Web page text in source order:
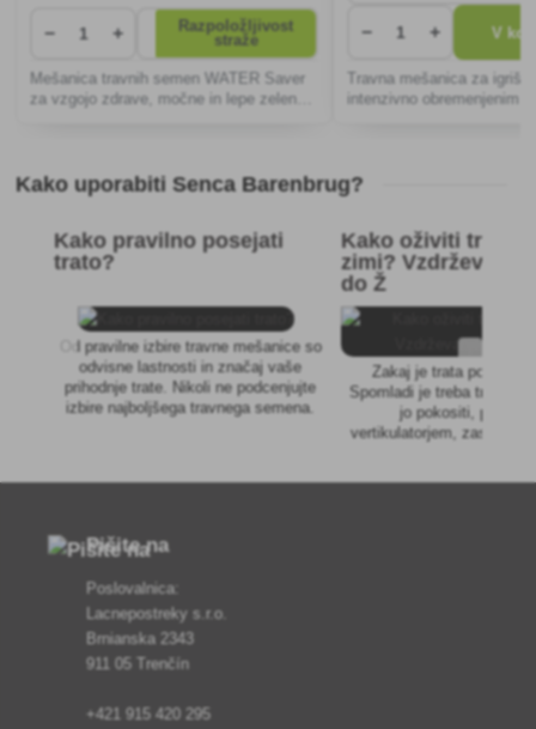
− +
Razpoložljivost
straže
Mešanica travnih semen WATER Saver
za vzgojo zdrave, močne in lepe zelene
− + V
Travna mešanica za
intenzivno obremenjenim
Kako uporabiti Senca Barenbrug?
Kako pravilno posejati
trato?
Od pravilne izbire travne mešanice so
odvisne lastnosti in značaj vaše
prihodnje trate. Nikoli ne podcenjujte
izbire najboljšega travnega semena.
Kako oživiti trato
zimi? Vzdrževanje
do Ž
Zakaj je trata po zimi
Spomladi je treba trato
jo pokositi,
vertikulatorjem, zasaditi z
Pišite na
Poslovalnica:
Lacnepostreky s.r.o.
Brnianska 2343
911 05 Trenčín
+421 915 420 295